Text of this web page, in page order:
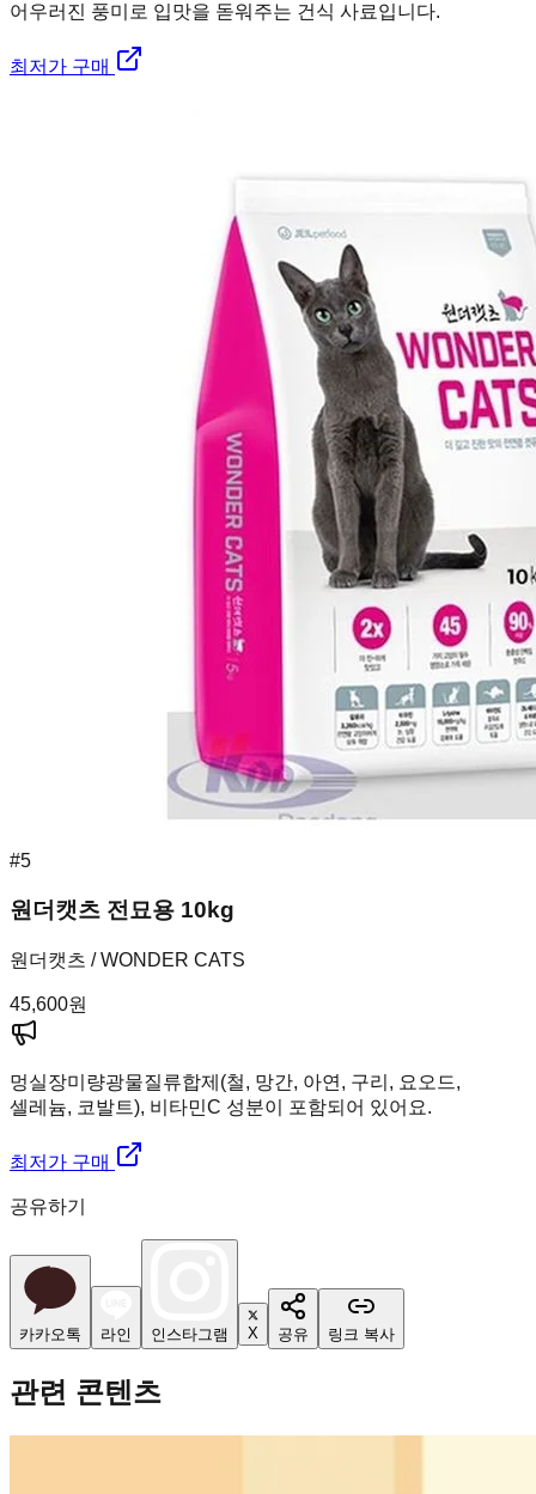
어우러진 풍미로 입맛을 돋워주는 건식 사료입니다.
최저가 구매
#5
원더캣츠 전묘용 10kg
원더캣츠 / WONDER CATS
45,600원
멍실장미량광물질류합제(철, 망간, 아연, 구리, 요오드,
셀레늄, 코발트), 비타민C 성분이 포함되어 있어요.
최저가 구매
공유하기
카카오톡 라인 인스타그램 X 공유 링크 복사
관련 콘텐츠